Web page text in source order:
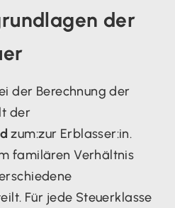
der
der Berechnung der
der
zum:zur Erblasser:in.
familären Verhältnis
Für jede Steuerklasse